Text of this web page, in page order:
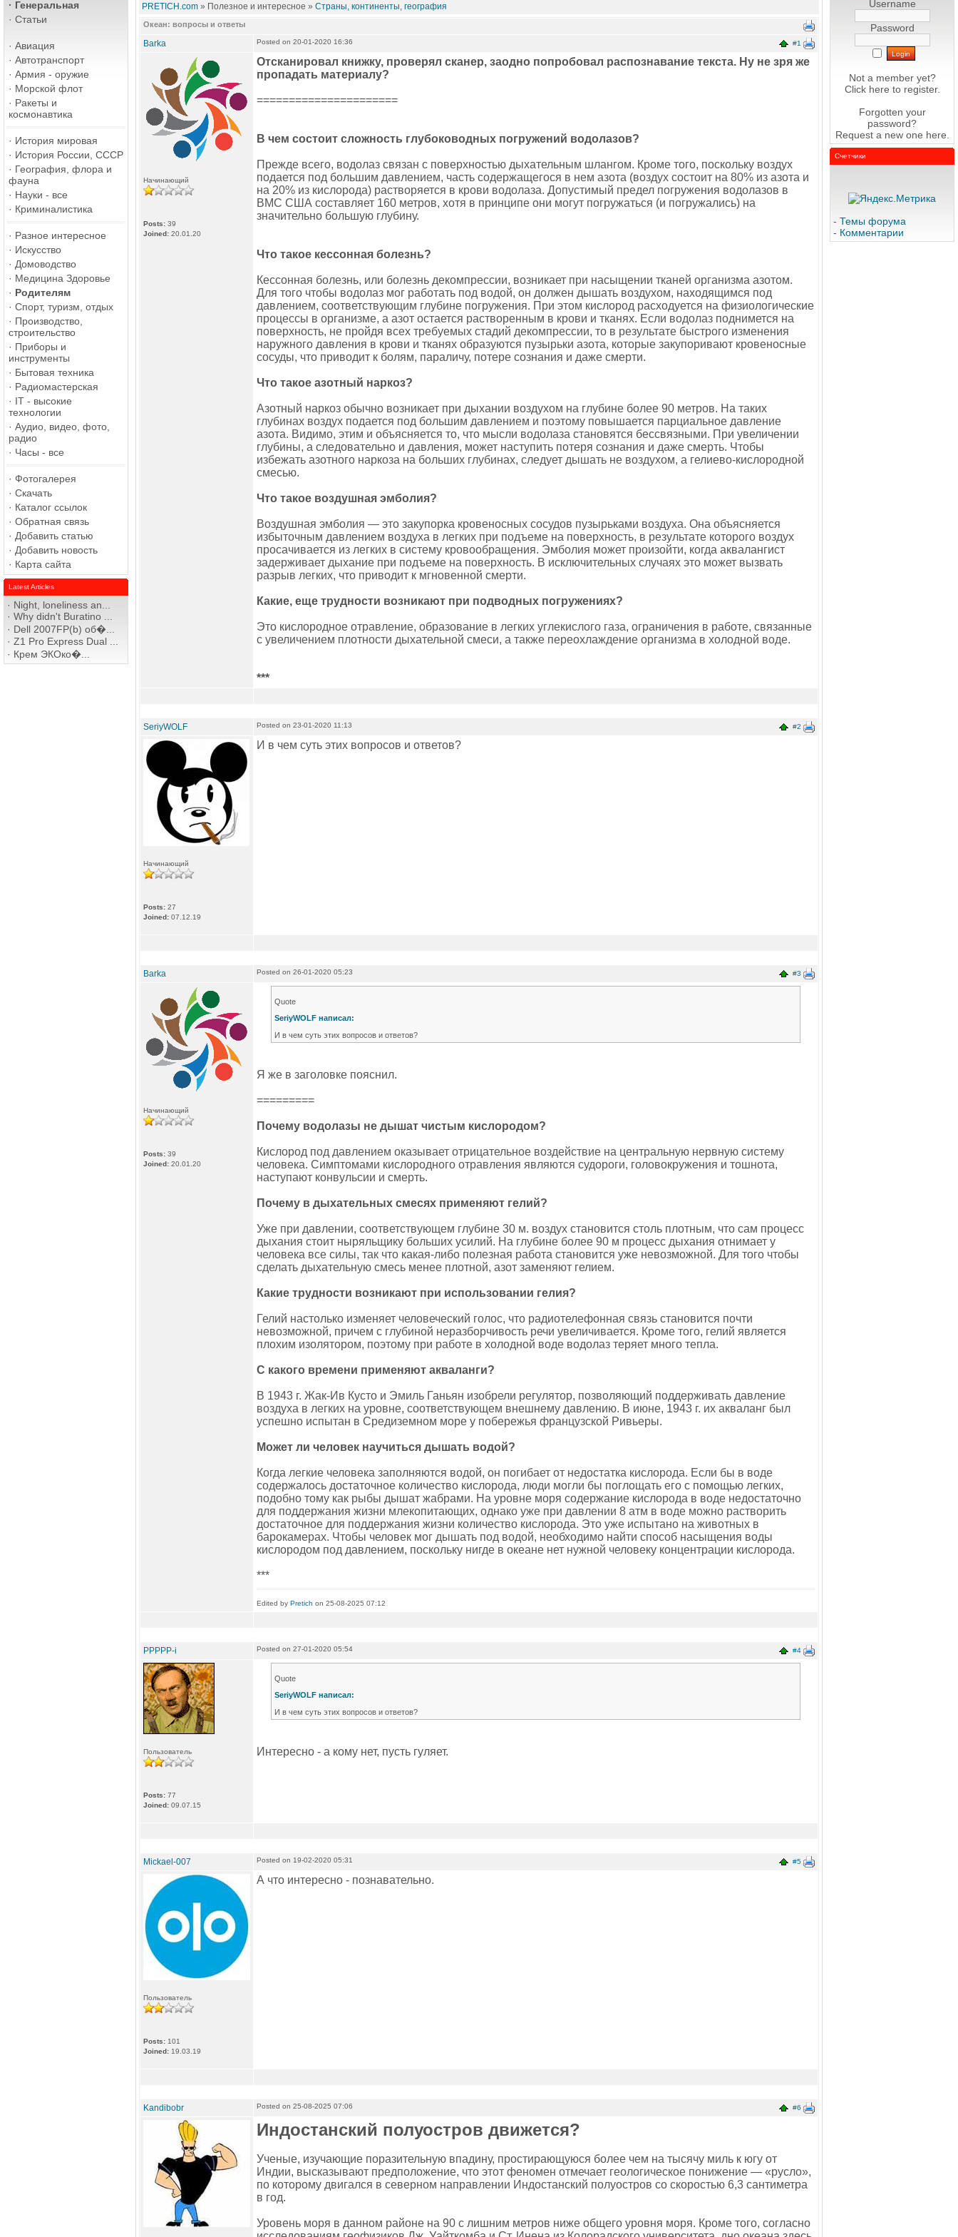
· Генеральная
· Статьи
· Авиация
· Автотранспорт
· Армия - оружие
· Морской флот
· Ракеты и
космонавтика
· История мировая
· История России, СССР
· География, флора и
фауна
· Науки - все
· Криминалистика
· Разное интересное
· Искусство
· Домоводство
· Медицина Здоровье
· Родителям
· Спорт, туризм, отдых
· Производство,
строительство
· Приборы и
инструменты
· Бытовая техника
· Радиомастерская
· IT - высокие
технологии
· Аудио, видео, фото,
радио
· Часы - все
· Фотогалерея
· Скачать
· Каталог ссылок
· Обратная связь
· Добавить статью
· Добавить новость
· Карта сайта
Latest Articles
· Night, loneliness an...
· Why didn't Buratino ...
· Dell 2007FP(b) об�...
· Z1 Pro Express Dual ...
· Крем ЭКОко�...
PRETICH.com » Полезное и интересное » Страны, континенты, география
Океан: вопросы и ответы
Barka #1
Posted on 20-01-2020 16:36
Начинающий
Posts: 39
Joined: 20.01.20
Отсканировал книжку, проверял сканер, заодно попробовал распознавание текста. Ну не зря же
пропадать материалу?
======================
В чем состоит сложность глубоководных погружений водолазов?
Прежде всего, водолаз связан с поверхностью дыхательным шлангом. Кроме того, поскольку воздух
подается под большим давлением, часть содержащегося в нем азота (воздух состоит на 80% из азота и
на 20% из кислорода) растворяется в крови водолаза. Допустимый предел погружения водолазов в
ВМС США составляет 160 метров, хотя в принципе они могут погружаться (и погружались) на
значительно большую глубину.
Что такое кессонная болезнь?
Кессонная болезнь, или болезнь декомпрессии, возникает при насыщении тканей организма азотом.
Для того чтобы водолаз мог работать под водой, он должен дышать воздухом, находящимся под
давлением, соответствующим глубине погружения. При этом кислород расходуется на физиологические
процессы в организме, а азот остается растворенным в крови и тканях. Если водолаз поднимется на
поверхность, не пройдя всех требуемых стадий декомпрессии, то в результате быстрого изменения
наружного давления в крови и тканях образуются пузырьки азота, которые закупоривают кровеносные
сосуды, что приводит к болям, параличу, потере сознания и даже смерти.
Что такое азотный наркоз?
Азотный наркоз обычно возникает при дыхании воздухом на глубине более 90 метров. На таких
глубинах воздух подается под большим давлением и поэтому повышается парциальное давление
азота. Видимо, этим и объясняется то, что мысли водолаза становятся бессвязными. При увеличении
глубины, а следовательно и давления, может наступить потеря сознания и даже смерть. Чтобы
избежать азотного наркоза на больших глубинах, следует дышать не воздухом, а гелиево-кислородной
смесью.
Что такое воздушная эмболия?
Воздушная эмболия — это закупорка кровеносных сосудов пузырьками воздуха. Она объясняется
избыточным давлением воздуха в легких при подъеме на поверхность, в результате которого воздух
просачивается из легких в систему кровообращения. Эмболия может произойти, когда аквалангист
задерживает дыхание при подъеме на поверхность. В исключительных случаях это может вызвать
разрыв легких, что приводит к мгновенной смерти.
Какие, еще трудности возникают при подводных погружениях?
Это кислородное отравление, образование в легких углекислого газа, ограничения в работе, связанные
с увеличением плотности дыхательной смеси, а также переохлаждение организма в холодной воде.
***
SeriyWOLF #2
Posted on 23-01-2020 11:13
Начинающий
Posts: 27
Joined: 07.12.19
И в чем суть этих вопросов и ответов?
Barka #3
Posted on 26-01-2020 05:23
Начинающий
Posts: 39
Joined: 20.01.20
Quote
SeriyWOLF написал:
И в чем суть этих вопросов и ответов?
Я же в заголовке пояснил.
=========
Почему водолазы не дышат чистым кислородом?
Кислород под давлением оказывает отрицательное воздействие на центральную нервную систему
человека. Симптомами кислородного отравления являются судороги, головокружения и тошнота,
наступают конвульсии и смерть.
Почему в дыхательных смесях применяют гелий?
Уже при давлении, соответствующем глубине 30 м. воздух становится столь плотным, что сам процесс
дыхания стоит ныряльщику больших усилий. На глубине более 90 м процесс дыхания отнимает у
человека все силы, так что какая-либо полезная работа становится уже невозможной. Для того чтобы
сделать дыхательную смесь менее плотной, азот заменяют гелием.
Какие трудности возникают при использовании гелия?
Гелий настолько изменяет человеческий голос, что радиотелефонная связь становится почти
невозможной, причем с глубиной неразборчивость речи увеличивается. Кроме того, гелий является
плохим изолятором, поэтому при работе в холодной воде водолаз теряет много тепла.
С какого времени применяют акваланги?
В 1943 г. Жак-Ив Кусто и Эмиль Ганьян изобрели регулятор, позволяющий поддерживать давление
воздуха в легких на уровне, соответствующем внешнему давлению. В июне, 1943 г. их акваланг был
успешно испытан в Средиземном море у побережья французской Ривьеры.
Может ли человек научиться дышать водой?
Когда легкие человека заполняются водой, он погибает от недостатка кислорода. Если бы в воде
содержалось достаточное количество кислорода, люди могли бы поглощать его с помощью легких,
подобно тому как рыбы дышат жабрами. На уровне моря содержание кислорода в воде недостаточно
для поддержания жизни млекопитающих, однако уже при давлении 8 атм в воде можно растворить
достаточное для поддержания жизни количество кислорода. Это уже испытано на животных в
барокамерах. Чтобы человек мог дышать под водой, необходимо найти способ насыщения воды
кислородом под давлением, поскольку нигде в океане нет нужной человеку концентрации кислорода.
***
Edited by Pretich on 25-08-2025 07:12
PPPPP-i #4
Posted on 27-01-2020 05:54
Пользователь
Posts: 77
Joined: 09.07.15
Quote
SeriyWOLF написал:
И в чем суть этих вопросов и ответов?
Интересно - а кому нет, пусть гуляет.
Mickael-007 #5
Posted on 19-02-2020 05:31
Пользователь
Posts: 101
Joined: 19.03.19
А что интересно - познавательно.
Kandibobr #6
Posted on 25-08-2025 07:06
Индостанский полуостров движется?
Ученые, изучающие поразительную впадину, простирающуюся более чем на тысячу миль к югу от
Индии, высказывают предположение, что этот феномен отмечает геологическое понижение — «русло»,
по которому двигался в северном направлении Индостанский полуостров со скоростью 6,3 сантиметра
в год.
Уровень моря в данном районе на 90 с лишним метров ниже общего уровня моря. Кроме того, согласно
Username
Password
Not a member yet?
Click here to register.
Forgotten your
password?
Request a new one here
Счетчики
- Темы форума
- Комментарии